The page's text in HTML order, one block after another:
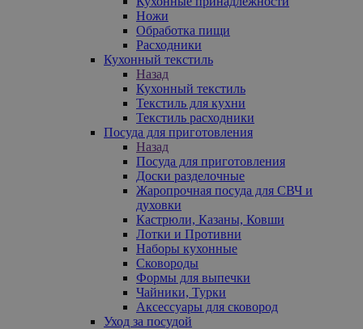
Ножи
Обработка пищи
Расходники
Кухонный текстиль
Назад
Кухонный текстиль
Текстиль для кухни
Текстиль расходники
Посуда для приготовления
Назад
Посуда для приготовления
Доски разделочные
Жаропрочная посуда для СВЧ и
духовки
Кастрюли, Казаны, Ковши
Лотки и Противни
Наборы кухонные
Сковороды
Формы для выпечки
Чайники, Турки
Аксессуары для сковород
Уход за посудой